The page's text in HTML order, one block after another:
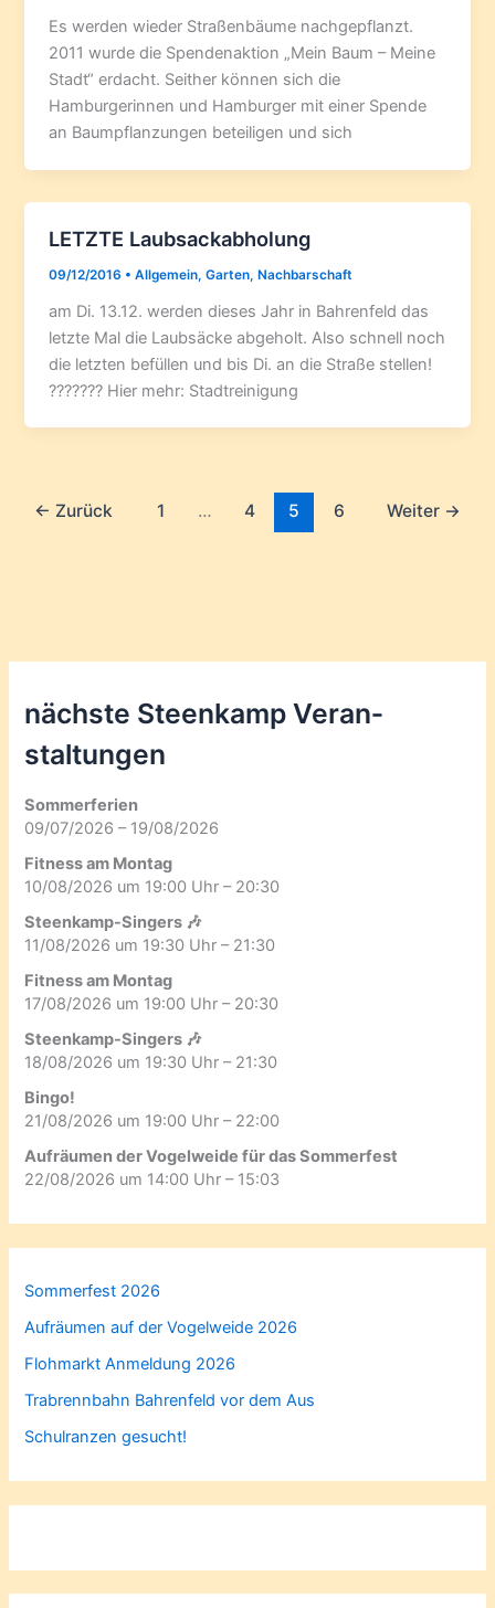
Es werden wieder Straßenbäume nachgepflanzt.
2011 wurde die Spendenaktion „Mein Baum – Meine
Stadt“ erdacht. Seither können sich die
Hamburgerinnen und Hamburger mit einer Spende
an Baumpflanzungen beteiligen und sich
LETZTE Laubsackabholung
09/12/2016 •Allgemein,Garten,Nachbarschaft
am Di. 13.12. werden dieses Jahr in Bahrenfeld das
letzte Mal die Laubsäcke abgeholt. Also schnell noch
die letzten befüllen und bis Di. an die Straße stellen!
??????? Hier mehr: Stadtreinigung
← Zurück 1 … 4 5 6 Weiter →
nächste Steenkamp Veran­
staltungen
Sommerferien
09/07/2026 – 19/08/2026
Fitness am Montag
10/08/2026 um 19:00 Uhr – 20:30
Steenkamp-Singers 🎶
11/08/2026 um 19:30 Uhr – 21:30
Fitness am Montag
17/08/2026 um 19:00 Uhr – 20:30
Steenkamp-Singers 🎶
18/08/2026 um 19:30 Uhr – 21:30
Bingo!
21/08/2026 um 19:00 Uhr – 22:00
Aufräumen der Vogelweide für das Sommerfest
22/08/2026 um 14:00 Uhr – 15:03
Sommerfest 2026
Aufräumen auf der Vogelweide 2026
Flohmarkt Anmeldung 2026
Trabrennbahn Bahrenfeld vor dem Aus
Schulranzen gesucht!